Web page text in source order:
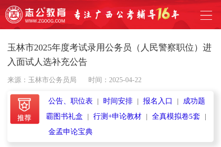
玉林市2025年度考试录用公务员（人民警察职位）进
入面试人选补充公告
来源：玉林市公务员局 时间：2025-04-22
公告、职位表 | 时间安排 | 报名入口 |
成功题
霸图书礼盒
| 行测+申论教材 | 全真模拟卷5套
|
金孟申论宝典